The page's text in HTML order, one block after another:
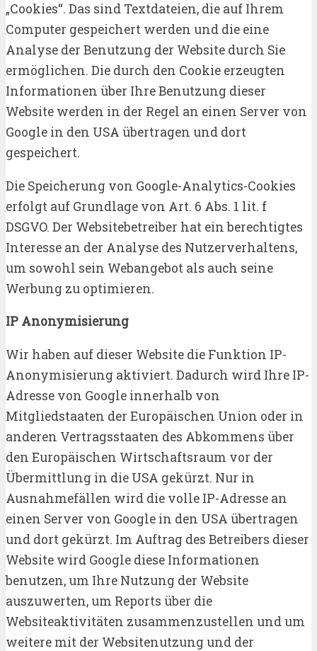
„Cookies“. Das sind Textdateien, die auf Ihrem
Computer gespeichert werden und die eine
Analyse der Benutzung der Website durch Sie
ermöglichen. Die durch den Cookie erzeugten
Informationen über Ihre Benutzung dieser
Website werden in der Regel an einen Server von
Google in den USA übertragen und dort
gespeichert.
Die Speicherung von Google-Analytics-Cookies
erfolgt auf Grundlage von Art. 6 Abs. 1 lit. f
DSGVO. Der Websitebetreiber hat ein berechtigtes
Interesse an der Analyse des Nutzerverhaltens,
um sowohl sein Webangebot als auch seine
Werbung zu optimieren.
IP Anonymisierung
Wir haben auf dieser Website die Funktion IP-
Anonymisierung aktiviert. Dadurch wird Ihre IP-
Adresse von Google innerhalb von
Mitgliedstaaten der Europäischen Union oder in
anderen Vertragsstaaten des Abkommens über
den Europäischen Wirtschaftsraum vor der
Übermittlung in die USA gekürzt. Nur in
Ausnahmefällen wird die volle IP-Adresse an
einen Server von Google in den USA übertragen
und dort gekürzt. Im Auftrag des Betreibers dieser
Website wird Google diese Informationen
benutzen, um Ihre Nutzung der Website
auszuwerten, um Reports über die
Websiteaktivitäten zusammenzustellen und um
weitere mit der Websitenutzung und der